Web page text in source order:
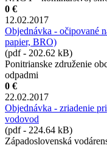
0 €
12.02.2017
Objednávka - očipované
papier, BRO)
(pdf - 202.62 kB)
Ponitrianske združenie
odpadmi
0 €
22.02.2017
Objednávka - zriadenie
vodovod
(pdf - 224.64 kB)
Západoslovenská